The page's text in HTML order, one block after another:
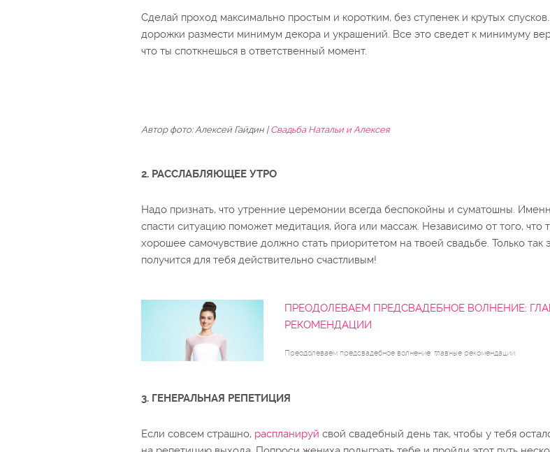
Сделай проход максимально простым и коротким, без ступенек и крутых
дорожки размести минимум декора и украшений. Все это сведет к минимуму
что ты споткнешься в ответственный момент.
Автор фото: Алексей Гайдин |Свадьба Натальи и Алексея
2. РАССЛАБЛЯЮЩЕЕ УТРО
Надо признать, что утренние церемонии всегда беспокойны и суматошны.
спасти ситуацию поможет медитация, йога или массаж. Независимо от того, что
хорошее самочувствие должно стать приоритетом на твоей свадьбе. Только так
получится для тебя действительно счастливым!
ПРЕОДОЛЕВАЕМ ПРЕДСВАДЕБНОЕ ВОЛНЕНИЕ:
РЕКОМЕНДАЦИИ
Преодолеваем предсвадебное волнение: главные рекомендации
3. ГЕНЕРАЛЬНАЯ РЕПЕТИЦИЯ
Если совсем страшно, распланируй свой свадебный день так, чтобы у тебя